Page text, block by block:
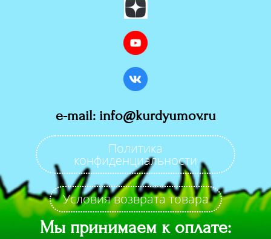
e-mail: info@kurdyumov.ru
Политика
конфиденциальности
Условия возврата товара
Мы принимаем к оплате: